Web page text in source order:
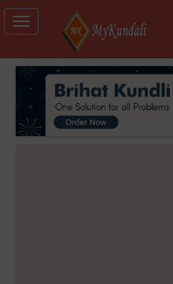
Toggle
navigation